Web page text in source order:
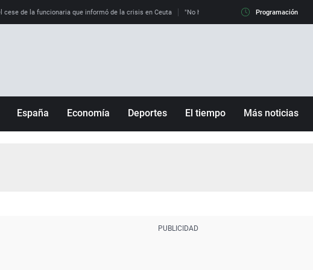
cese de la funcionaria que informó de la crisis en Ceuta "No hay mafias, que no nos engañen":
Programación
España Economía Deportes El tiempo Más noticias